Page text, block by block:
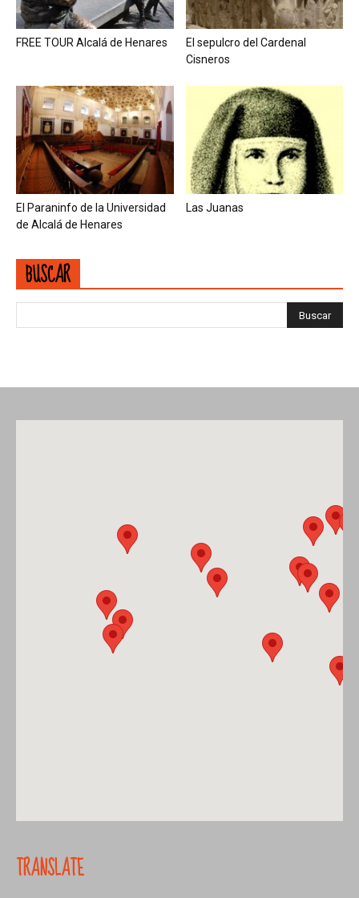
FREE TOUR Alcalá de Henares
El sepulcro del Cardenal
Cisneros
El Paraninfo de la Universidad
de Alcalá de Henares
Las Juanas
BUSCAR
TRANSLATE